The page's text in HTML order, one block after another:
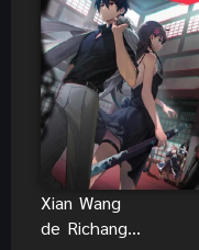
de Richang
Shenghuo
ชีวิตประจำวัน
ของราชาแห่ง
เซียน ภาค 1
Xian Wang
de Richang